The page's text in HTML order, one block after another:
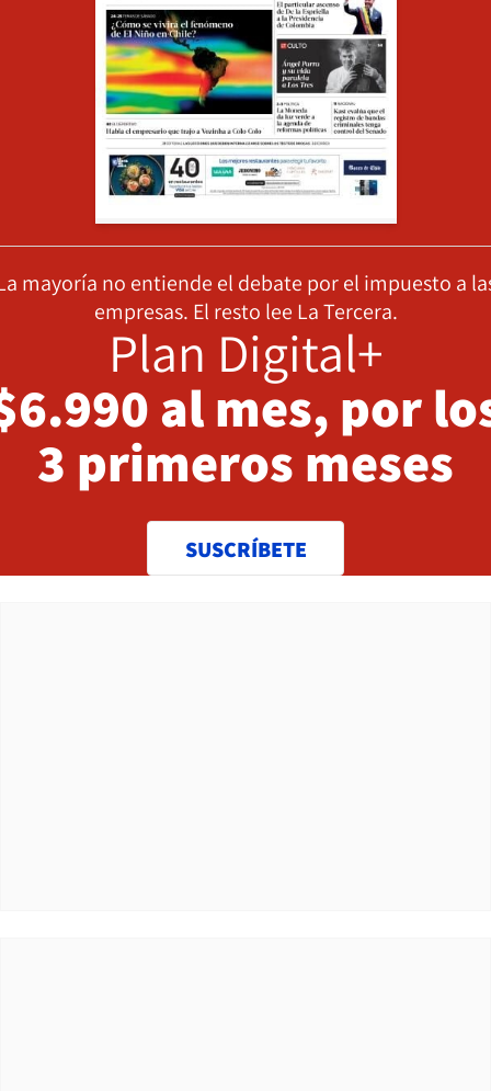
mayoría no entiende el debate por el impuesto a
empresas. El resto lee La Tercera.
Plan Digital+
al mes, por
3 primeros meses
SUSCRÍBETE